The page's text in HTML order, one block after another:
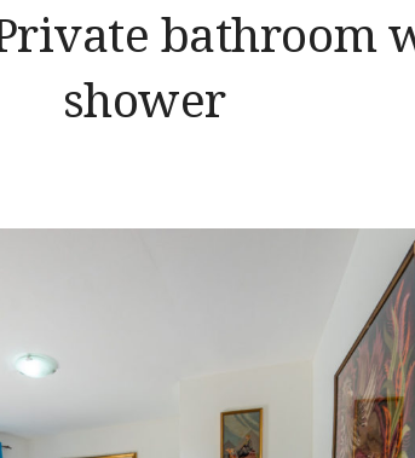
bathroom
shower